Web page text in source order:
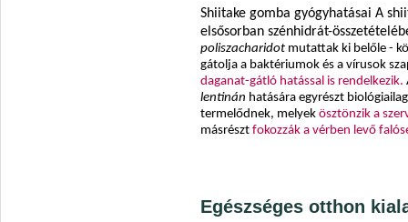
Shiitake gomba gyógyhatásai A
elsősorban szénhidrát-
poliszacharidot mutattak ki belőle -
gátolja a baktériumok és a vírusok
daganat-gátló hatással is rendelkezik.
lentinán hatására egyrészt
termelődnek, melyek ösztönzik a
másrészt fokozzák a vérben levő
Egészséges otthon